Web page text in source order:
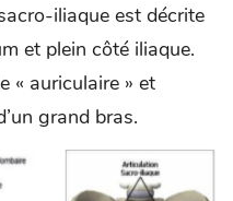
iliaque est décrite
et plein côté iliaque.
« auriculaire » et
grand bras.